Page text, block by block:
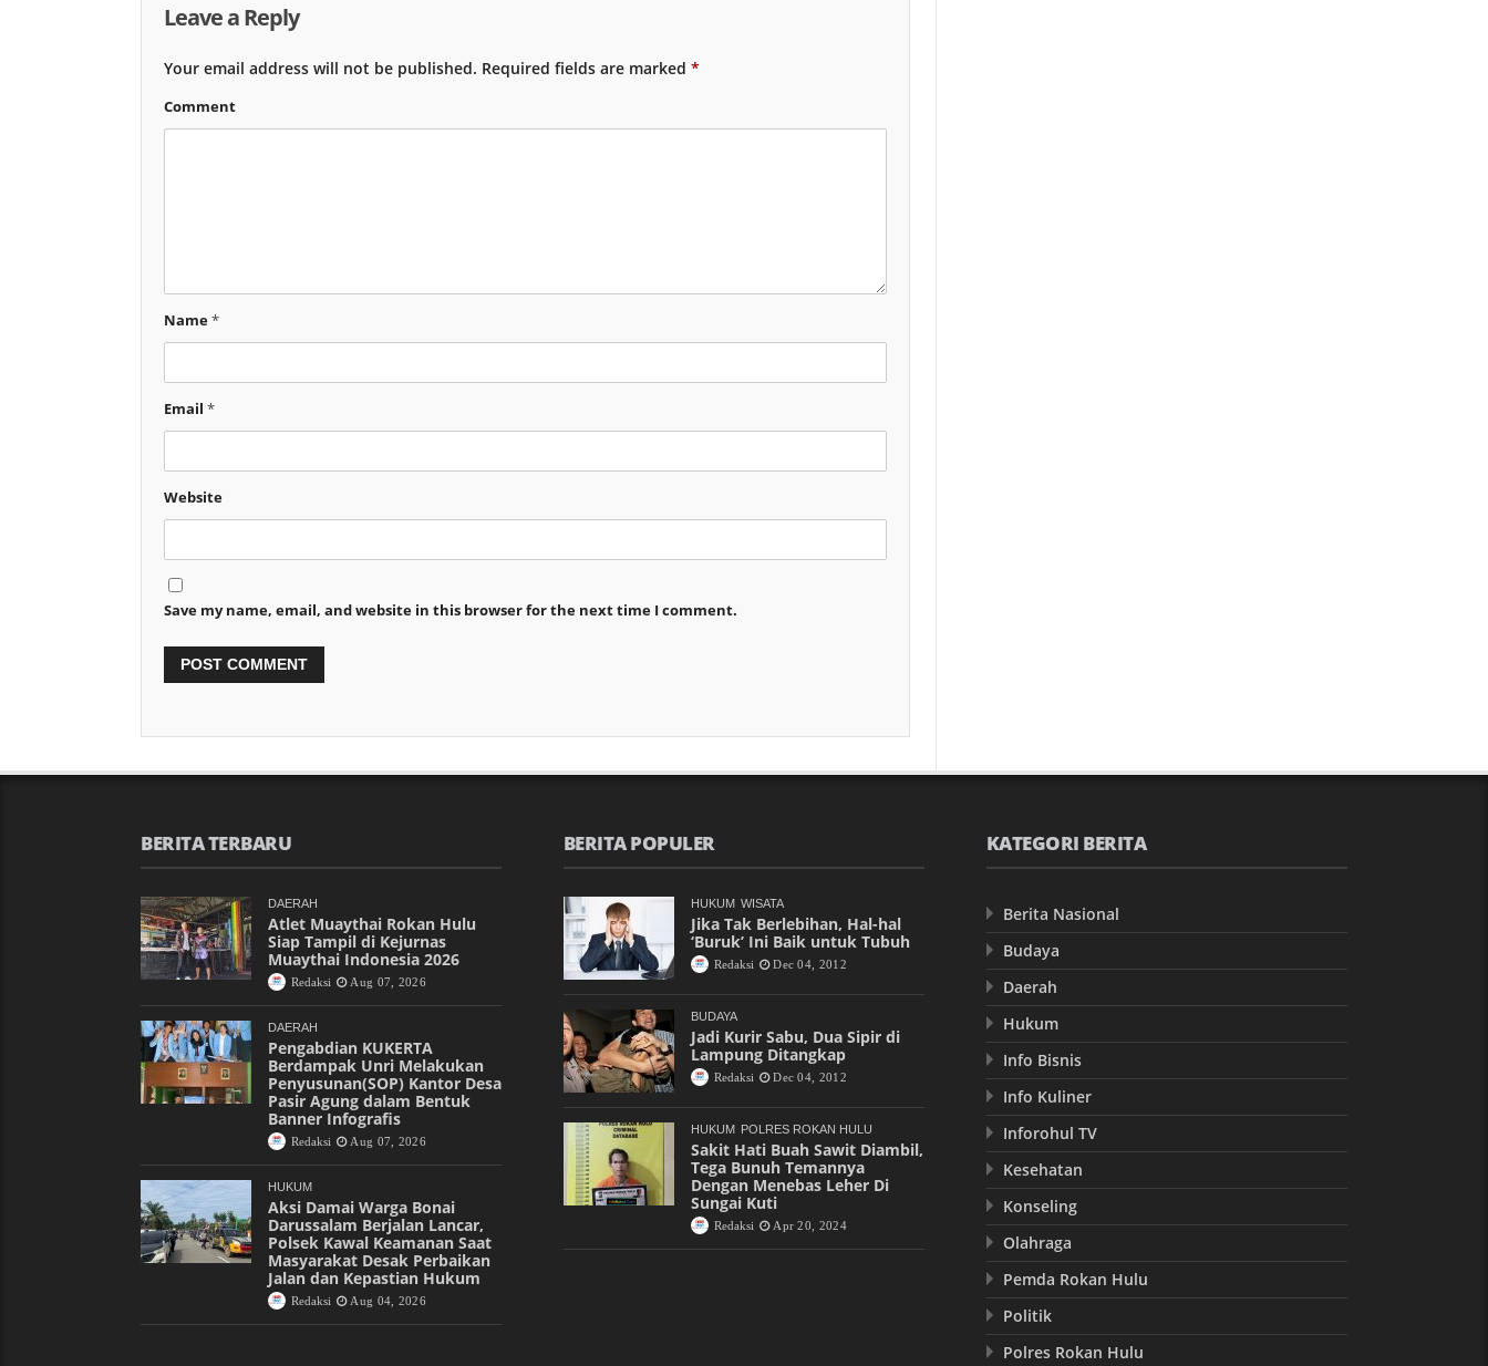
Leave a Reply
Your email address will not be published. Required fields are marked *
Comment
Name*
Email *
Website
Save my name, email, and website in this browser for the next time I comment.
BERITA TERBARU
DAERAH
Atlet Muaythai Rokan Hulu
Siap Tampil di Kejurnas
Muaythai Indonesia 2026
Redaksi Aug 07, 2026
DAERAH
Pengabdian KUKERTA
Berdampak Unri Melakukan
Penyusunan(SOP) Kantor Desa
Pasir Agung dalam Bentuk
Banner Infografis
Redaksi Aug 07, 2026
HUKUM
Aksi Damai Warga Bonai
Darussalam Berjalan Lancar,
Polsek Kawal Keamanan Saat
Masyarakat Desak Perbaikan
Jalan dan Kepastian Hukum
Redaksi Aug 04, 2026
BERITA POPULER
HUKUM WISATA
Jika Tak Berlebihan, Hal-hal
‘Buruk’ Ini Baik untuk Tubuh
Redaksi Dec 04, 2012
BUDAYA
Jadi Kurir Sabu, Dua Sipir di
Lampung Ditangkap
Redaksi Dec 04, 2012
HUKUM POLRES ROKAN HULU
Sakit Hati Buah Sawit Diambil,
Tega Bunuh Temannya
Dengan Menebas Leher Di
Sungai Kuti
Redaksi Apr 20, 2024
KATEGORI BERITA
Berita Nasional
Budaya
Daerah
Hukum
Info Bisnis
Info Kuliner
Inforohul TV
Kesehatan
Konseling
Olahraga
Pemda Rokan Hulu
Politik
Polres Rokan Hulu